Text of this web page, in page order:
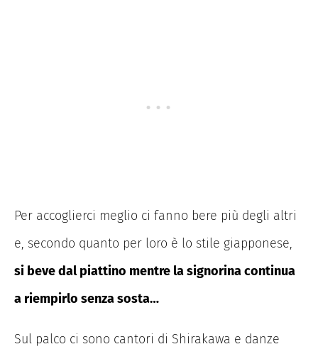
Per accoglierci meglio ci fanno bere più degli altri
e, secondo quanto per loro è lo stile giapponese,
si beve dal piattino mentre la signorina continua
a riempirlo senza sosta…
Sul palco ci sono cantori di Shirakawa e danze